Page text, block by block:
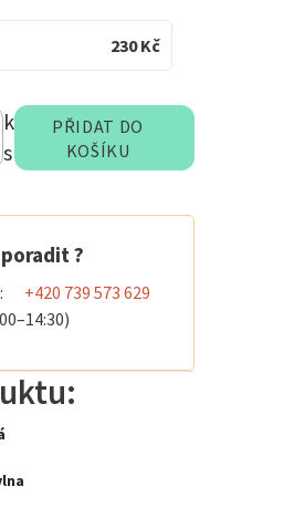
230Kč
k
s
PŘIDAT DO
KOŠÍKU
?
+420 739 573 629